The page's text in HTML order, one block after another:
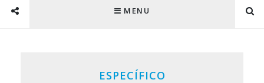
MENU
ESPECÍFICO